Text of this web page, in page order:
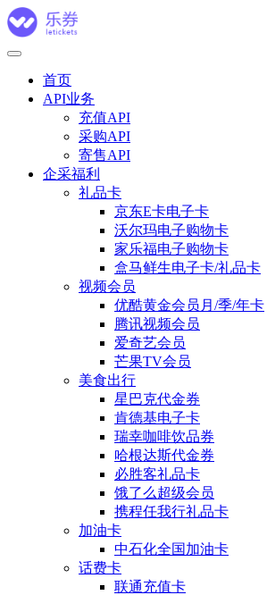
首页
API业务
充值API
采购API
寄售API
企采福利
礼品卡
京东E卡电子卡
沃尔玛电子购物卡
家乐福电子购物卡
盒马鲜生电子卡/礼品卡
视频会员
优酷黄金会员月/季/年卡
腾讯视频会员
爱奇艺会员
芒果TV会员
美食出行
星巴克代金券
肯德基电子卡
瑞幸咖啡饮品券
哈根达斯代金券
必胜客礼品卡
饿了么超级会员
携程任我行礼品卡
加油卡
中石化全国加油卡
话费卡
联通充值卡